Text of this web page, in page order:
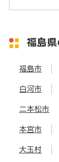
福島
福島市
白河市
二本松市
本宮市
大玉村